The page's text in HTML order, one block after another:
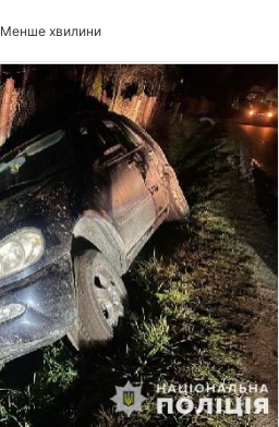
Менше хвилини